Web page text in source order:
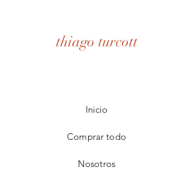
thiago turcott
Inicio
Comprar todo
Nosotros